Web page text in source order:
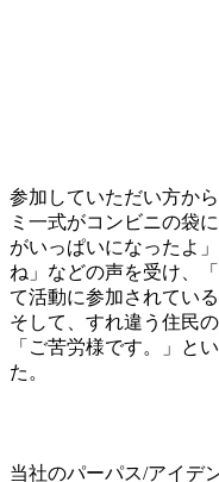
参加していただい方か
ミ一式がコンビニの袋
がいっぱいになったよ
ね」などの声を受け、
て活動に参加されている
そして、すれ違う住民
「ご苦労様です。」と
た。
当社のパーパス/アイデ